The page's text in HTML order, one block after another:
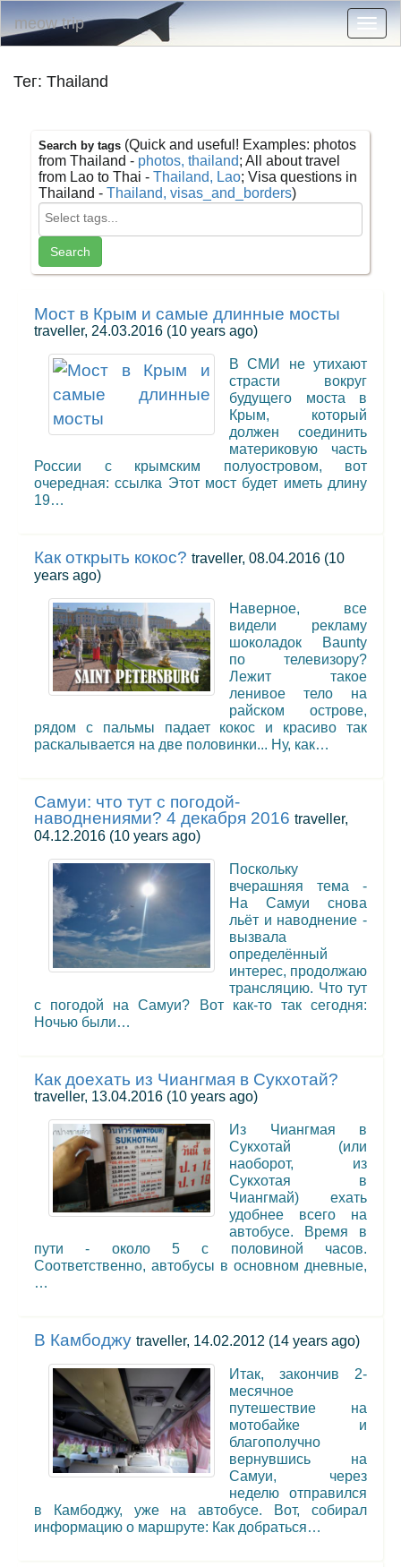
meow trip
Тег: Thailand
Search by tags (Quick and useful! Examples: photos
from Thailand - photos, thailand; All about travel
from Lao to Thai - Thailand, Lao; Visa questions in
Thailand - Thailand, visas_and_borders)
Мост в Крым и самые длинные мосты
traveller, 24.03.2016 (10 years ago)
В СМИ не утихают
страсти вокруг
будущего моста в
Крым, который
должен соединить
материковую часть
России с крымским полуостровом, вот
очередная: ссылка Этот мост будет иметь длину
19…
Как открыть кокос? traveller, 08.04.2016 (10
years ago)
Наверное, все
видели рекламу
шоколадок Baunty
по телевизору?
Лежит такое
ленивое тело на
райском острове,
рядом с пальмы падает кокос и красиво так
раскалывается на две половинки... Ну, как…
Самуи: что тут с погодой-
наводнениями? 4 декабря 2016 traveller,
04.12.2016 (10 years ago)
Поскольку
вчерашняя тема -
На Самуи снова
льёт и наводнение -
вызвала
определённый
интерес, продолжаю
трансляцию. Что тут
с погодой на Самуи? Вот как-то так сегодня:
Ночью были…
Как доехать из Чиангмая в Сукхотай?
traveller, 13.04.2016 (10 years ago)
Из Чиангмая в
Сукхотай (или
наоборот, из
Сукхотая в
Чиангмай) ехать
удобнее всего на
автобусе. Время в
пути - около 5 с половиной часов.
Соответственно, автобусы в основном дневные,
…
В Камбоджу traveller, 14.02.2012 (14 years ago)
Итак, закончив 2-
месячное
путешествие на
мотобайке и
благополучно
вернувшись на
Самуи, через
неделю отправился
в Камбоджу, уже на автобусе. Вот, собирал
информацию о маршруте: Как добраться…